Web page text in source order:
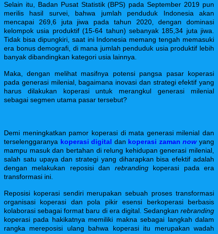
Selain itu, Badan Pusat Statistik (BPS) pada September 2019 pun
merilis hasil survei, bahwa jumlah penduduk Indonesia akan
mencapai 269,6 juta jiwa pada tahun 2020, dengan dominasi
kelompok usia produktif (15-64 tahun) sebanyak 185,34 juta jiwa.
Tidak bisa dipungkiri, saat ini Indonesia memang tengah memasuki
era bonus demografi, di mana jumlah penduduk usia produktif lebih
banyak dibandingkan kategori usia lainnya.
Maka, dengan melihat masifnya potensi pangsa pasar koperasi
pada generasi milenial, bagaimana inovasi dan strategi efektif yang
harus dilakukan koperasi untuk merangkul generasi milenial
sebagai segmen utama pasar tersebut?
Demi meningkatkan pamor koperasi di mata generasi milenial dan
terselenggaranya koperasi digital dan koperasi zamannowyang
mampu masuk dan bertahan di relung kehidupan generasi milenial,
salah satu upaya dan strategi yang diharapkan bisa efektif adalah
dengan melakukan reposisi dan rebrandingkoperasi pada era
transformasi ini.
Reposisi koperasi sendiri merupakan sebuah proses transformasi
organisasi koperasi dan pola pikir esensi berkoperasi berbasis
kolaborasi sebagai format baru di era digital. Sedangkan rebranding
koperasi pada hakikatnya memiliki makna sebagai langkah dalam
rangka mereposisi ulang bahwa koperasi itu merupakan wadah